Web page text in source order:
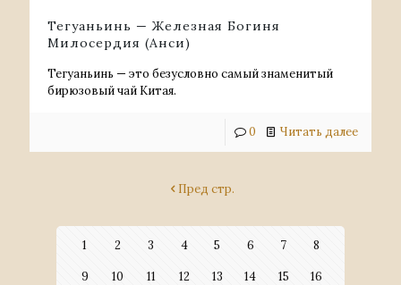
Тегуаньинь — Железная Богиня
Милосердия (Анси)
Тегуаньинь — это безусловно самый знаменитый
бирюзовый чай Китая.
0 Читать далее
Пред стр.
1 2 3 4 5 6 7 8
9 10 11 12 13 14 15 16